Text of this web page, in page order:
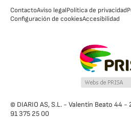
ContactoAviso legalPolítica de privacidad
Configuración de cookiesAccesibilidad
© DIARIO AS, S.L. - Valentín Beato 44
91 375 25 00